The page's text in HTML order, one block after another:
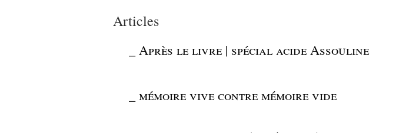
Articles
Après le livre | spécial acide Assouline
mémoire vive contre mémoire vide